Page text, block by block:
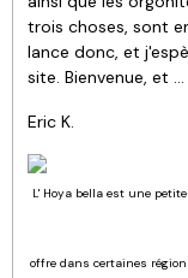
trois choses, sont
lance donc, et
site. Bienvenue, et
Eric K.
L' Hoya bella est une
offre dans certaines